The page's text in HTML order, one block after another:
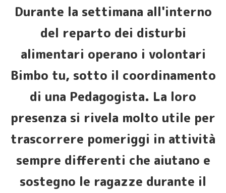
Durante la settimana all'interno
del reparto dei disturbi
alimentari operano i volontari
Bimbo tu, sotto il coordinamento
di una Pedagogista. La loro
presenza si rivela molto utile per
trascorrere pomeriggi in attività
sempre differenti che aiutano e
sostegno le ragazze durante il